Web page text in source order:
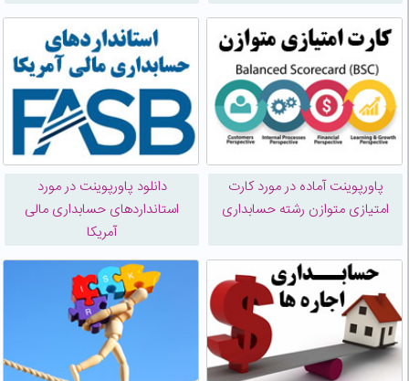
پاورپوینت آماده در مورد کارت
امتیازی متوازن رشته حسابداری
دانلود پاورپوینت در مورد
استانداردهای حسابداری مالی
آمریکا